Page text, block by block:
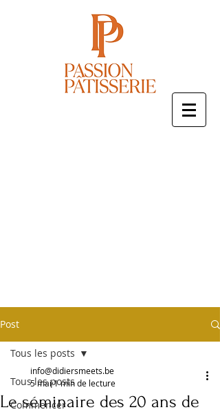
Post
Tous les posts
Commencer
Tous les posts
Le séminaire des 20 ans de
info@didiersmeets.be
5 mai1 min de lecture